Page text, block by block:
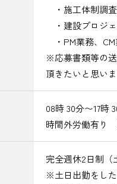
・施工体制調
・建設プロジ
・PM業務、
※応募書類等の
頂きたいと思いま
08時 30分〜17時
時間外労働有り
完全週休2日制（
※土日出勤をした